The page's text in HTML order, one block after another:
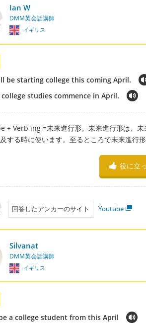
Ian W
DMM英会話講師
イギリス
be starting college this coming April.
college studies commence in April.
+ Verb ing =未来進行形。未来進行形は、
する時に使います。至るところで未来進行形
役に立
回答したアンカーのサイト Youtube
Silvanat
DMM英会話講師
イギリス
a college student from this April